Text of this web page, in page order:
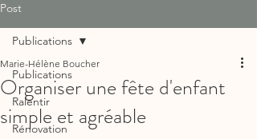
Post
Publications
Ralentir
Rénovation
Publications
Organiser une fête d'enfant
simple et agréable
Marie-Hélène Boucher